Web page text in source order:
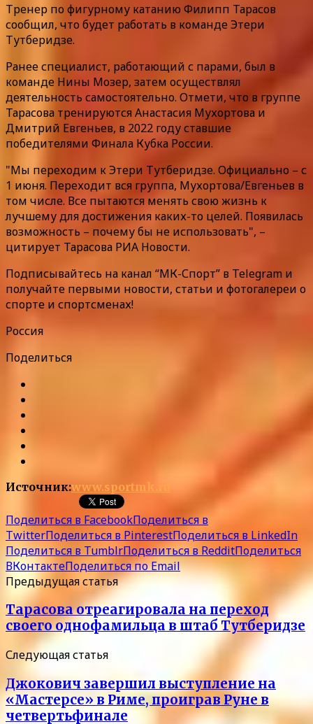
Тренер по фигурному катанию Филипп Тарасов
сообщил, что будет работать в команде Этери
Тутберидзе.
Ранее специалист, работающий с парами, был в
команде Нины Мозер, затем осуществлял
деятельность самостоятельно. Отмети, что в группе
Тарасова тренируются Анастасия Мухортова и
Дмитрий Евгеньев, в 2022 году ставшие
победителями Финала Кубка России.
"Мы переходим к Этери Тутберидзе. Официально – с
1 июня. Переходит вся группа, Мухортова/Евгеньев в
том числе. Все пытаются менять свою жизнь к
лучшему для достижения каких-то целей. Появилась
возможность – почему бы не использовать", –
цитирует Тарасова РИА Новости.
Подписывайтесь на канал “МК-Спорт” в Telegram и
получайте первыми новости, статьи и фотогалереи о
спорте и спортсменах!
Россия
Поделиться
Источник:www.sportmk.ru
Поделиться в FacebookПоделиться в
TwitterПоделиться в PinterestПоделиться в LinkedIn
Поделиться в TumblrПоделиться в RedditПоделиться
ВКонтактеПоделиться по Email
Предыдущая статья
Тарасова отреагировала на переход
своего однофамильца в штаб Тутберидзе
Следующая статья
Джокович завершил выступление на
«Мастерсе» в Риме, проиграв Руне в
четвертьфинале